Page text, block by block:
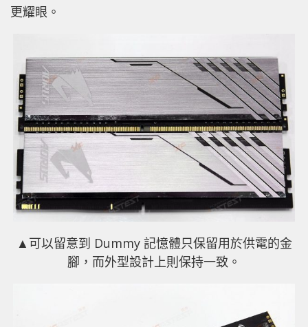
更耀眼。
▲可以留意到 Dummy 記憶體只保留用於供電的金
腳，而外型設計上則保持一致。